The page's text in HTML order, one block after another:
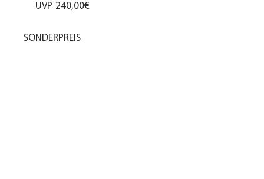
UVP 240,00€
SONDERPREIS